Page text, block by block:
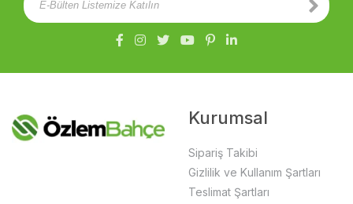
Kurumsal
Sipariş Takibi
Gizlilik ve Kullanım Şartları
Teslimat Şartları